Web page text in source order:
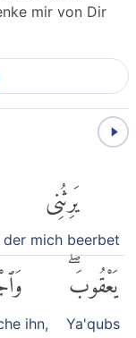
mir von Dir
يَرِثُنِى
der mich beerbet
يَعْقُوبَۖ
Ya'qubs
ihn,